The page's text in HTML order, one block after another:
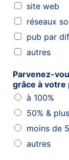
site web
réseaux
pub par
autres
Parvenez-
grâce à votre
à 100%
50% & plus
moins de
autres